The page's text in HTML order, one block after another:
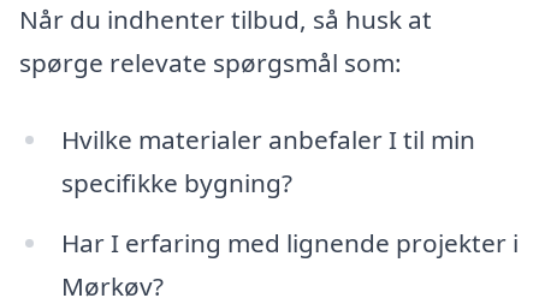
Når du indhenter tilbud, så husk at
spørge relevate spørgsmål som:
Hvilke materialer anbefaler I til min
specifikke bygning?
Har I erfaring med lignende projekter i
Mørkøv?